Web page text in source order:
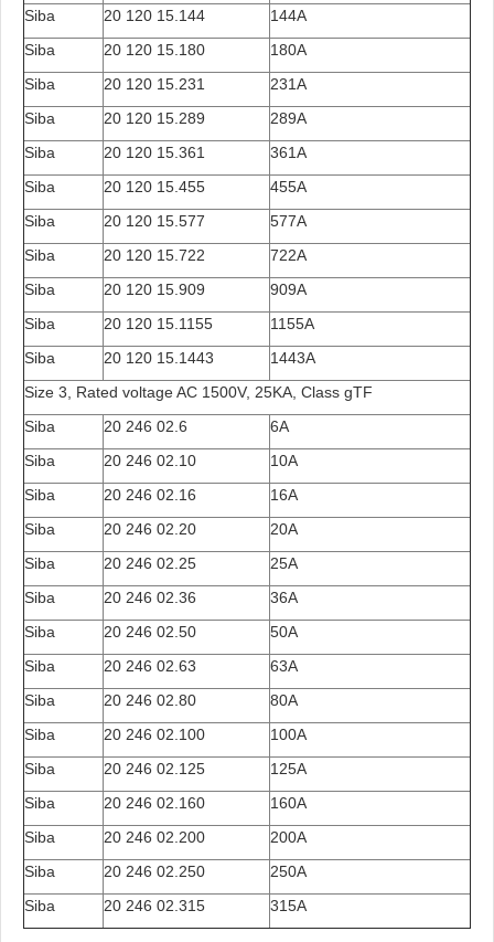
Siba 20 120 15.144
144A
Siba
20 120 15.180
180A
Siba
20 120 15.231
231A
Siba
20 120 15.289
289A
Siba
20 120 15.361
361A
Siba
20 120 15.455
455A
Siba
20 120 15.577
577A
Siba
20 120 15.722
722A
Siba
20 120 15.909
909A
Siba
20 120 15.1155
1155A
Siba
20 120 15.1443
1443A
Size 3, Rated voltage AC 1500V, 25KA, Class gTF
Siba
20 246 02.6
6A
Siba
20 246 02.10
10A
Siba
20 246 02.16
16A
Siba
20 246 02.20
20A
Siba
20 246 02.25
25A
Siba
20 246 02.36
36A
Siba
20 246 02.50
50A
Siba
20 246 02.63
63A
Siba
20 246 02.80
80A
Siba
20 246 02.100
100A
Siba
20 246 02.125
125A
Siba
20 246 02.160
160A
Siba
20 246 02.200
200A
Siba
20 246 02.250
250A
Siba
20 246 02.315 315A